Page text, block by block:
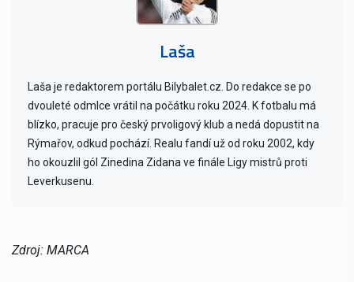
Laša
Laša je redaktorem portálu Bilybalet.cz. Do redakce se po
dvouleté odmlce vrátil na počátku roku 2024. K fotbalu má
blízko, pracuje pro český prvoligový klub a nedá dopustit na
Rýmařov, odkud pochází. Realu fandí už od roku 2002, kdy
ho okouzlil gól Zinedina Zidana ve finále Ligy mistrů proti
Leverkusenu.
Zdroj: MARCA